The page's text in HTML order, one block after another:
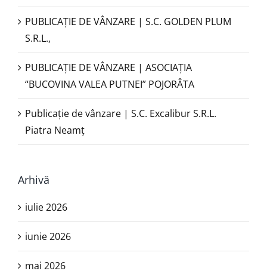
PUBLICAȚIE DE VÂNZARE | S.C. GOLDEN PLUM
S.R.L.,
PUBLICAŢIE DE VÂNZARE | ASOCIAȚIA
“BUCOVINA VALEA PUTNEI” POJORÂTA
Publicație de vânzare | S.C. Excalibur S.R.L.
Piatra Neamţ
Arhivă
iulie 2026
iunie 2026
mai 2026